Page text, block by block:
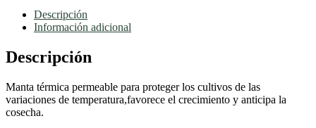
Descripción
Información adicional
Descripción
Manta térmica permeable para proteger los cultivos de las
variaciones de temperatura,favorece el crecimiento y anticipa la
cosecha.